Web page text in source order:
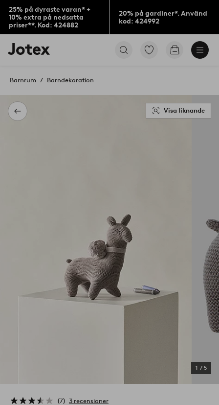
25% på dyraste varan* +
10% extra på nedsatta
priser**. Kod: 424882
20% på gardiner*. Använd
kod: 424992
Jotex
logotyp
till
Gå
Gå
Tillbaka
Barnrum Barndekoration
1 / 5
Visa liknande
7 3 recensioner